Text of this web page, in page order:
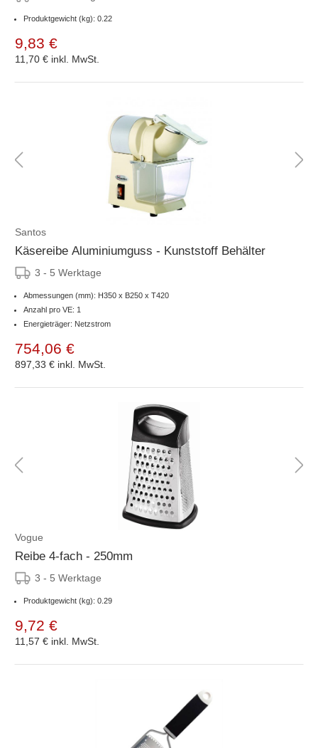
Produktgewicht (kg): 0.22
9,83 €
11,70 € inkl. MwSt.
Santos
Käsereibe Aluminiumguss - Kunststoff Behälter
3 - 5 Werktage
Abmessungen (mm): H350 x B250 x T420
Anzahl pro VE: 1
Energieträger: Netzstrom
754,06 €
897,33 € inkl. MwSt.
Vogue
Reibe 4-fach - 250mm
3 - 5 Werktage
Produktgewicht (kg): 0.29
9,72 €
11,57 € inkl. MwSt.